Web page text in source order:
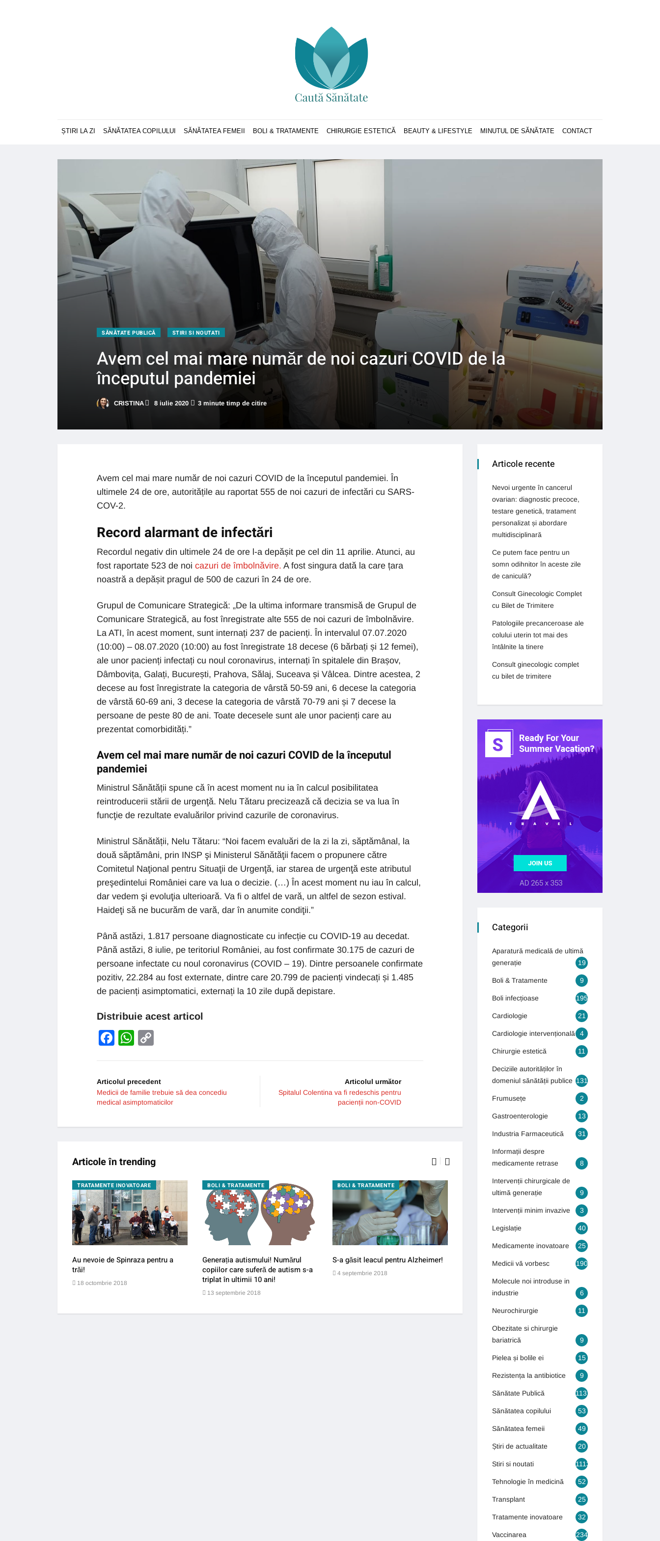
ȘTIRI LA ZI SĂNĂTATEA COPILULUI SĂNĂTATEA FEMEII BOLI & TRATAMENTE CHIRURGIE ESTETICĂ BEAUTY & LIFESTYLE MINUTUL DE SĂNĂTATE CONTACT
SĂNĂTATE PUBLICĂ STIRI SI NOUTATI
Avem cel mai mare număr de noi cazuri COVID de la
începutul pandemiei
CRISTINA 8 iulie 2020 3 minute timp de citire
Avem cel mai mare număr de noi cazuri COVID de la începutul pandemiei. În
ultimele 24 de ore, autoritățile au raportat 555 de noi cazuri de infectări cu SARS-
COV-2.
Record alarmant de infectări
Recordul negativ din ultimele 24 de ore l-a depășit pe cel din 11 aprilie. Atunci, au
fost raportate 523 de noi cazuri de îmbolnăvire. A fost singura dată la care țara
noastră a depășit pragul de 500 de cazuri în 24 de ore.
Grupul de Comunicare Strategică: „De la ultima informare transmisă de Grupul de
Comunicare Strategică, au fost înregistrate alte 555 de noi cazuri de îmbolnăvire.
La ATI, în acest moment, sunt internați 237 de pacienți. În intervalul 07.07.2020
(10:00) – 08.07.2020 (10:00) au fost înregistrate 18 decese (6 bărbați și 12 femei),
ale unor pacienți infectați cu noul coronavirus, internați în spitalele din Brașov,
Dâmbovița, Galați, București, Prahova, Sălaj, Suceava și Vâlcea. Dintre acestea, 2
decese au fost înregistrate la categoria de vârstă 50-59 ani, 6 decese la categoria
de vârstă 60-69 ani, 3 decese la categoria de vârstă 70-79 ani și 7 decese la
persoane de peste 80 de ani. Toate decesele sunt ale unor pacienți care au
prezentat comorbidități.”
Avem cel mai mare număr de noi cazuri COVID de la începutul
pandemiei
Ministrul Sănătății spune că în acest moment nu ia în calcul posibilitatea
reintroducerii stării de urgenţă. Nelu Tătaru precizează că decizia se va lua în
funcţie de rezultate evaluărilor privind cazurile de coronavirus.
Ministrul Sănătății, Nelu Tătaru: “Noi facem evaluări de la zi la zi, săptămânal, la
două săptămâni, prin INSP şi Ministerul Sănătăţii facem o propunere către
Comitetul Naţional pentru Situaţii de Urgenţă, iar starea de urgenţă este atributul
preşedintelui României care va lua o decizie. (…) În acest moment nu iau în calcul,
dar vedem şi evoluţia ulterioară. Va fi o altfel de vară, un altfel de sezon estival.
Haideţi să ne bucurăm de vară, dar în anumite condiţii.”
Până astăzi, 1.817 persoane diagnosticate cu infecție cu COVID-19 au decedat.
Până astăzi, 8 iulie, pe teritoriul României, au fost confirmate 30.175 de cazuri de
persoane infectate cu noul coronavirus (COVID – 19). Dintre persoanele confirmate
pozitiv, 22.284 au fost externate, dintre care 20.799 de pacienți vindecați și 1.485
de pacienți asimptomatici, externați la 10 zile după depistare.
Distribuie acest articol
Facebook
WhatsApp
Articolul precedent
Medicii de familie trebuie să dea concediu
medical asimptomaticilor
Articolul următor
Spitalul Colentina va fi redeschis pentru
pacienții non-COVID
Articole în trending
TRATAMENTE INOVATOARE
Au nevoie de Spinraza pentru a
trăi!
18 octombrie 2018
BOLI & TRATAMENTE
Generația autismului! Numărul
copiilor care suferă de autism s-a
triplat în ultimii 10 ani!
13 septembrie 2018
BOLI & TRATAMENTE
S-a găsit leacul pentru Alzheimer!
4 septembrie 2018
INTERVENȚII CHIRURGICALE DE
ULTIMĂ GENERAȚIE
Cum puteți scăpa de varice?
Articole recente
Nevoi urgente în cancerul
ovarian: diagnostic precoce,
testare genetică, tratament
personalizat și abordare
multidisciplinară
Ce putem face pentru un
somn odihnitor în aceste zile
de caniculă?
Consult Ginecologic Complet
cu Bilet de Trimitere
Patologiile precanceroase ale
colului uterin tot mai des
întâlnite la tinere
Consult ginecologic complet
cu bilet de trimitere
Categorii
Aparatură medicală de ultimă
generație
19
Boli & Tratamente 9
Boli infecțioase 195
Cardiologie 21
Cardiologie intervențională 4
Chirurgie estetică 11
Deciziile autorităților în
domeniul sănătății publice 131
Frumusețe 2
Gastroenterologie 13
Industria Farmaceutică 31
Informații despre
medicamente retrase
8
Intervenții chirurgicale de
ultimă generație
9
Intervenții minim invazive 3
Legislație 40
Medicamente inovatoare 25
Medicii vă vorbesc 190
Molecule noi introduse in
industrie
6
Neurochirurgie 11
Obezitate si chirurgie
bariatrică
9
Pielea și bolile ei 15
Rezistența la antibiotice 9
Sănătate Publică 1131
Sănătatea copilului 53
Sănătatea femeii 49
Știri de actualitate 20
Stiri si noutati 1113
Tehnologie în medicină 52
Transplant 25
Tratamente inovatoare 32
Vaccinarea 234